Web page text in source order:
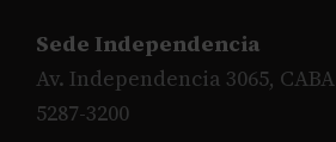
Sede Independencia
Av. Independencia 3065, CABA
5287-3200